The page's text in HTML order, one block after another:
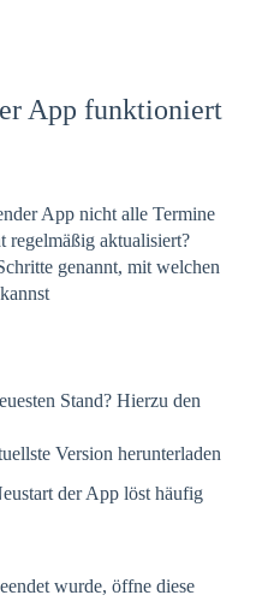
App funktioniert
App nicht alle Termine
regelmäßig aktualisiert?
genannt, mit welchen
Stand? Hierzu den
Version herunterladen
der App löst häufig
wurde, öffne diese